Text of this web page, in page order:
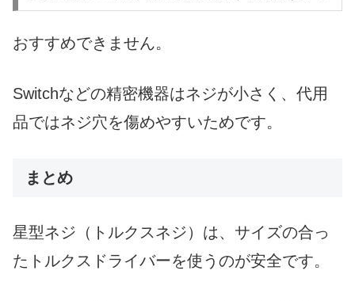
おすすめできません。
Switchなどの精密機器はネジが小さく、代用
品ではネジ穴を傷めやすいためです。
まとめ
星型ネジ（トルクスネジ）は、サイズの合っ
たトルクスドライバーを使うのが安全です。